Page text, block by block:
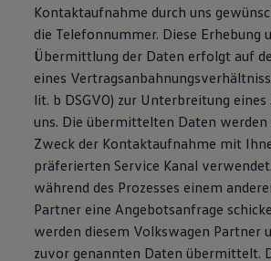
Kontaktaufnahme durch uns
die Telefonnummer. Diese Erhebung
Übermittlung der Daten erfolgt auf
eines
lit. b DSGVO) zur Unterbreitung
uns. Die übermittelten Daten werden
Zweck der Kontaktaufnahme mit
präferierten Service Kanal
während des Prozesses einem
Partner eine Angebotsanfrage
werden diesem Volkswagen Partner
zuvor genannten Daten übermittelt.